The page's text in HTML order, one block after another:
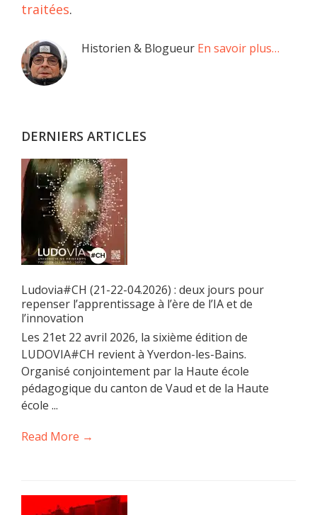
traitées.
Barre
latérale
Historien & Blogueur En savoir plus…
DERNIERS ARTICLES
Ludovia#CH (21-22-04.2026) : deux jours pour
repenser l’apprentissage à l’ère de l’IA et de
l’innovation
Les 21et 22 avril 2026, la sixième édition de
LUDOVIA#CH revient à Yverdon-les-Bains.
Organisé conjointement par la Haute école
pédagogique du canton de Vaud et de la Haute
école ...
Read More →